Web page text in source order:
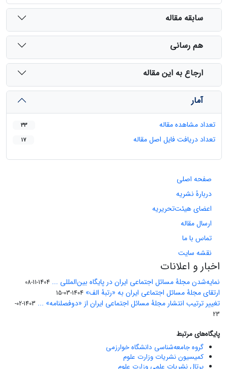
سابقه مقاله
هم رسانی
ارجاع به این مقاله
آمار
تعداد مشاهده مقاله 33
تعداد دریافت فایل اصل مقاله 17
صفحه اصلی
دربارۀ نشریه
اعضای هیئت‌تحریریه
ارسال مقاله
تماس با ما
نقشه سایت
اخبار و اعلانات
نمایه‌شدن مجلۀ مسائل اجتماعی ایران در پایگاه بین‌المللی ... 1404-11-08
ارتقای مجلۀ مسائل اجتماعی ایران به «رتبۀ الف» 1404-03-15
تغییر ترتیب انتشار مجلۀ مسائل اجتماعی ایران از «دوفصلنامه» ...
1403-02-
23
پایگاه‌های مرتبط
گروه جامعه‌شناسی دانشگاه خوارزمی
کمیسیون نشریات وزارت علوم
پرتال نشریات علمی وزارت علوم